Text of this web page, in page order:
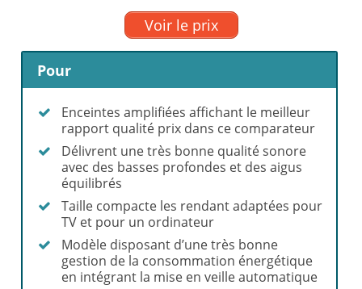
Voir le prix
Pour
Enceintes amplifiées affichant le meilleur
rapport qualité prix dans ce comparateur
Délivrent une très bonne qualité sonore
avec des basses profondes et des aigus
équilibrés
Taille compacte les rendant adaptées pour
TV et pour un ordinateur
Modèle disposant d’une très bonne
gestion de la consommation énergétique
en intégrant la mise en veille automatique